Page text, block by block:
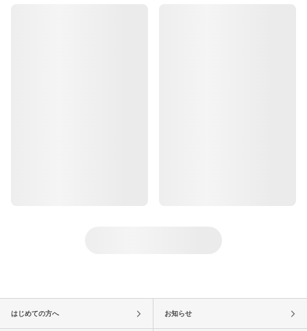
はじめての方へ お知らせ